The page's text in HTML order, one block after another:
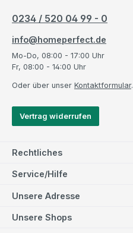
0234 / 520 04 99 - 0
info@homeperfect.de
Mo-Do, 08:00 - 17:00 Uhr
Fr, 08:00 - 14:00 Uhr
Oder über unser Kontaktformular.
Vertrag widerrufen
Rechtliches
Service/Hilfe
Unsere Adresse
Unsere Shops